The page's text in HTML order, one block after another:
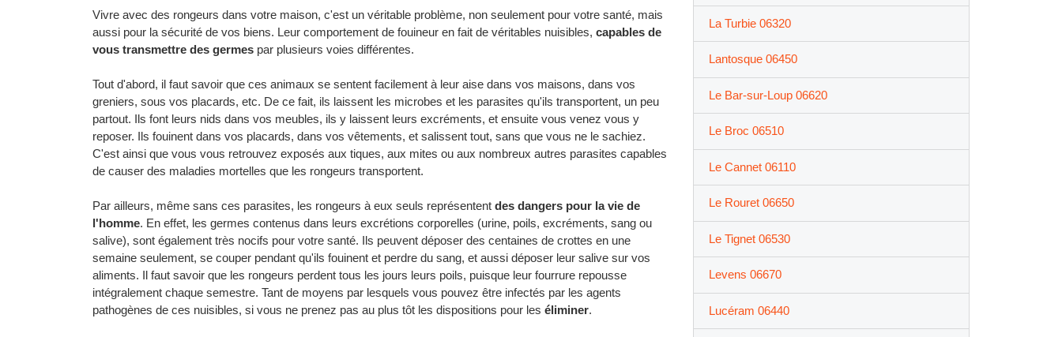
Vivre avec des rongeurs dans votre maison, c'est un véritable problème, non seulement pour votre santé, mais
aussi pour la sécurité de vos biens. Leur comportement de fouineur en fait de véritables nuisibles, capables de
vous transmettre des germes par plusieurs voies différentes.
Tout d'abord, il faut savoir que ces animaux se sentent facilement à leur aise dans vos maisons, dans vos
greniers, sous vos placards, etc. De ce fait, ils laissent les microbes et les parasites qu'ils transportent, un peu
partout. Ils font leurs nids dans vos meubles, ils y laissent leurs excréments, et ensuite vous venez vous y
reposer. Ils fouinent dans vos placards, dans vos vêtements, et salissent tout, sans que vous ne le sachiez.
C'est ainsi que vous vous retrouvez exposés aux tiques, aux mites ou aux nombreux autres parasites capables
de causer des maladies mortelles que les rongeurs transportent.
Par ailleurs, même sans ces parasites, les rongeurs à eux seuls représentent des dangers pour la vie de
l'homme. En effet, les germes contenus dans leurs excrétions corporelles (urine, poils, excréments, sang ou
salive), sont également très nocifs pour votre santé. Ils peuvent déposer des centaines de crottes en une
semaine seulement, se couper pendant qu'ils fouinent et perdre du sang, et aussi déposer leur salive sur vos
aliments. Il faut savoir que les rongeurs perdent tous les jours leurs poils, puisque leur fourrure repousse
intégralement chaque semestre. Tant de moyens par lesquels vous pouvez être infectés par les agents
pathogènes de ces nuisibles, si vous ne prenez pas au plus tôt les dispositions pour les éliminer.
La Turbie 06320
Lantosque 06450
Le Bar-sur-Loup 06620
Le Broc 06510
Le Cannet 06110
Le Rouret 06650
Le Tignet 06530
Levens 06670
Lucéram 06440